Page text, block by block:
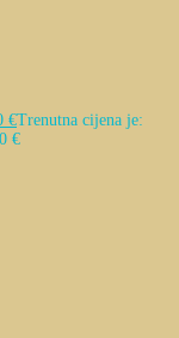
€Trenutna cijena je:
€